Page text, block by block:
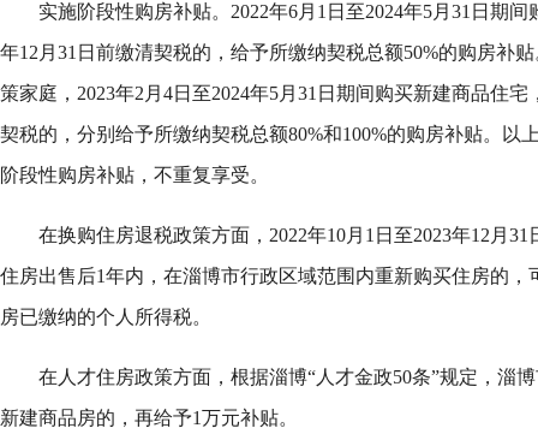
实施阶段性购房补贴。2022年6月1日至2024年5月31日期
年12月31日前缴清契税的，给予所缴纳契税总额50%的购房补
策家庭，2023年2月4日至2024年5月31日期间购买新建商品住宅
契税的，分别给予所缴纳契税总额80%和100%的购房补贴。以
阶段性购房补贴，不重复享受。
在换购住房退税政策方面，2022年10月1日至2023年12月
住房出售后1年内，在淄博市行政区域范围内重新购买住房的，
房已缴纳的个人所得税。
在人才住房政策方面，根据淄博“人才金政50条”规定，淄
新建商品房的，再给予1万元补贴。